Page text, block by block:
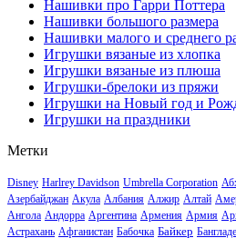
Нашивки про Гарри Поттера
Нашивки большого размера
Нашивки малого и среднего
Игрушки вязаные из хлопка
Игрушки вязаные из плюша
Игрушки-брелоки из пряжи
Игрушки на Новый год и
Игрушки на праздники
Метки
Disney Harlrey Davidson Umbrella Corporation
Азербайджан Акула Албания Алжир Алтай
Ангола Андорра Аргентина Армения Армия
Астрахань Афганистан Бабочка Байкер